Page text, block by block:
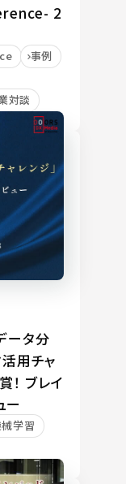
2
事例
対談
ータ分
用チャ
！ ブレイ
ー
学習